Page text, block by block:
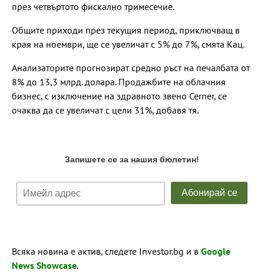
през четвъртото фискално тримесечие.
Общите приходи през текущия период, приключващ в
края на ноември, ще се увеличат с 5% до 7%, смята Кац.
Анализаторите прогнозират средно ръст на печалбата от
8% до 13,3 млрд. долара. Продажбите на облачния
бизнес, с изключение на здравното звено Cerner, се
очаква да се увеличат с цели 31%, добавя тя.
Всяка новина е актив, следете Investor.bg и в Google
News Showcase.